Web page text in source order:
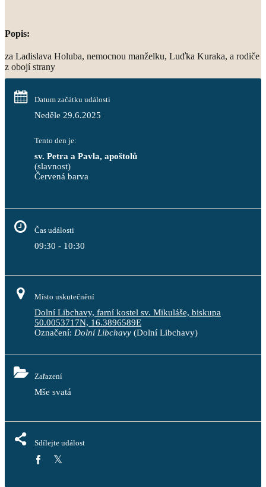
Popis:
za Ladislava Holuba, nemocnou manželku, Luďka Kuraka, a rodiče
z obojí strany
Datum začátku události
Neděle 29.6.2025
Tento den je:
sv. Petra a Pavla, apoštolů
(slavnost)
Červená barva
Čas události
09:30 - 10:30
Místo uskutečnění
Dolní Libchavy, farní kostel sv. Mikuláše, biskupa
50.0053717N, 16.3896589E
Označení: Dolní Libchavy (Dolní Libchavy)
Zařazení
Mše svatá
Sdílejte událost